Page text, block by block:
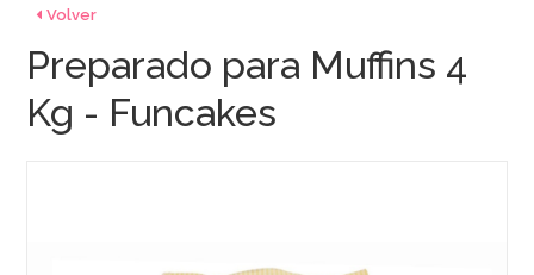
Volver
Preparado para Muffins 4
Kg - Funcakes